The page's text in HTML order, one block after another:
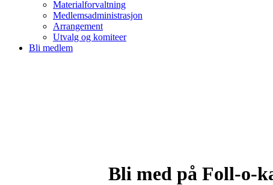
Materialforvaltning
Medlemsadministrasjon
Arrangement
Utvalg og komiteer
Bli medlem
Bli med på Foll-o-